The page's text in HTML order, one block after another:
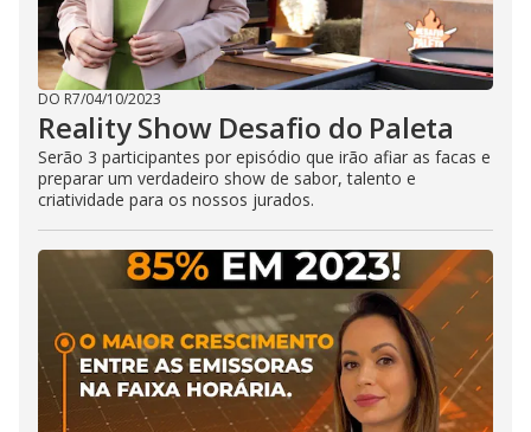
DO R7/04/10/2023
Reality Show Desafio do Paleta
Serão 3 participantes por episódio que irão afiar as facas e
preparar um verdadeiro show de sabor, talento e
criatividade para os nossos jurados.